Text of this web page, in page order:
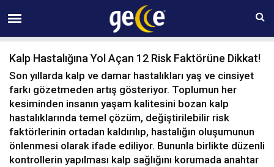
07 AĞUSTOS Cuma 13:38
Kalp Hastalığına Yol Açan 12 Risk Faktörüne Dikkat!
Son yıllarda kalp ve damar hastalıkları yaş ve cinsiyet
farkı gözetmeden artış gösteriyor. Toplumun her
kesiminden insanın yaşam kalitesini bozan kalp
hastalıklarında temel çözüm, değiştirilebilir risk
faktörlerinin ortadan kaldırılıp, hastalığın oluşumunun
önlenmesi olarak ifade ediliyor. Bununla birlikte düzenli
kontrollerin yapılması kalp sağlığını korumada anahtar